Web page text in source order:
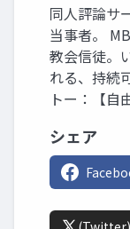
同人評論サ
当事者。
教会信徒。
れる、持続
トー：【自
シェア